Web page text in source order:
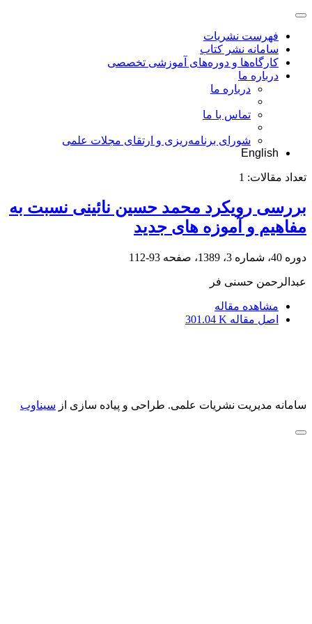
فهرست نشریات
سامانه نشر کتاب
کارگاه‌ها و دوره‌های آموزشی تخصصی
درباره ما
درباره ما
تماس با ما
شورای برنامه‌ریزی و ارتقای مجلات علمی
English
تعداد مقالات: 1
بررسی رویکرد محمد حسین نائینی نسبت به
مفاهیم و آموزه های جدید
دوره 40، شماره 3، 1389، صفحه 93-112
عبدالرحمن حسنی فر
مشاهده مقاله
اصل مقاله 301.04 K
سامانه مدیریت نشریات علمی. طراحی و پیاده سازی از سیناوب